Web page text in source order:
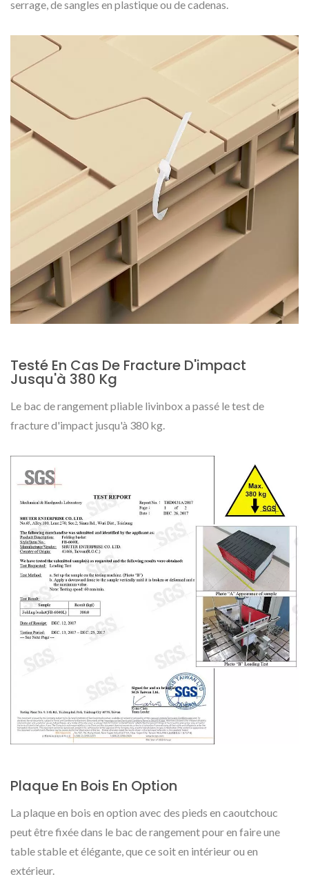
serrage, de sangles en plastique ou de cadenas.
Testé En Cas De Fracture D'impact
Jusqu'à 380 Kg
Le bac de rangement pliable livinbox a passé le test de
fracture d'impact jusqu'à 380 kg.
Plaque En Bois En Option
La plaque en bois en option avec des pieds en caoutchouc
peut être fixée dans le bac de rangement pour en faire une
table stable et élégante, que ce soit en intérieur ou en
extérieur.